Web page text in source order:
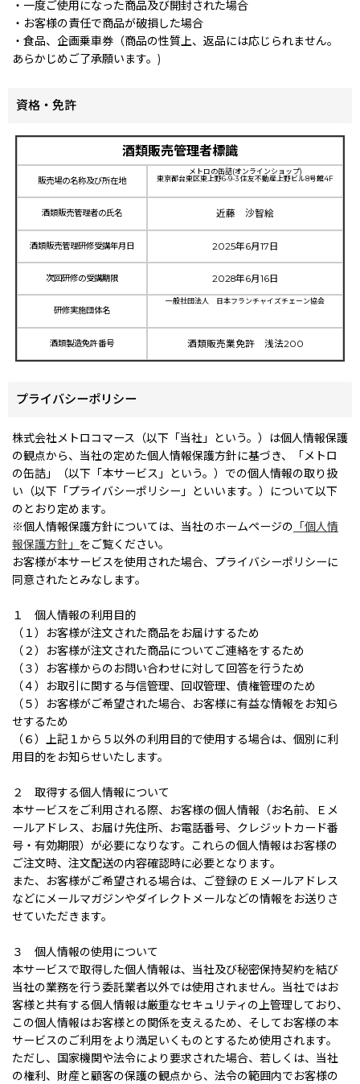
・一度ご使用になった商品及び開封された場合
・お客様の責任で商品が破損した場合
・食品、企画乗車券（商品の性質上、返品には応じられません。
あらかじめご了承願います。)
資格・免許
酒類販売管理者標識
販売場の名称及び所在地
メトロの缶詰(オンラインショップ)
東京都台東区東上野6-9-3 住友不動産上野ビル8号館4F
酒類販売管理者の氏名 近藤 沙智絵
酒類販売管理研修受講年月日 2025年6月17日
次回研修の受講期限 2028年6月16日
研修実施団体名
一般社団法人 日本フランチャイズチェーン協会
酒類製造免許番号 酒類販売業免許 浅法200
プライバシーポリシー
株式会社メトロコマース（以下「当社」という。）は個人情報保護
の観点から、当社の定めた個人情報保護方針に基づき、「メトロ
の缶詰」（以下「本サービス」という。）での個人情報の取り扱
い（以下「プライバシーポリシー」といいます。）について以下
のとおり定めます。
※個人情報保護方針については、当社のホームページの 「個人情
報保護方針」 をご覧ください。
お客様が本サービスを使用された場合、プライバシーポリシーに
同意されたとみなします。
１ 個人情報の利用目的
（１）お客様が注文された商品をお届けするため
（２）お客様が注文された商品についてご連絡をするため
（３）お客様からのお問い合わせに対して回答を行うため
（４）お取引に関する与信管理、回収管理、債権管理のため
（５）お客様がご希望された場合、お客様に有益な情報をお知ら
せするため
（６）上記１から５以外の利用目的で使用する場合は、個別に利
用目的をお知らせいたします。
２ 取得する個人情報について
本サービスをご利用される際、お客様の個人情報（お名前、Ｅメ
ールアドレス、お届け先住所、お電話番号、クレジットカード番
号・有効期限）が必要になりなす。これらの個人情報はお客様の
ご注文時、注文配送の内容確認時に必要となります。
また、お客様がご希望される場合は、ご登録のＥメールアドレス
などにメールマガジンやダイレクトメールなどの情報をお送りさ
せていただきます。
３ 個人情報の使用について
本サービスで取得した個人情報は、当社及び秘密保持契約を結び
当社の業務を行う委託業者以外では使用されません。当社ではお
客様と共有する個人情報は厳重なセキュリティの上管理しており、
この個人情報はお客様との関係を支えるため、そしてお客様の本
サービスのご利用をより満足いくものとするため使用されます。
ただし、国家機関や法令により要求された場合、若しくは、当社
の権利、財産と顧客の保護の観点から、法令の範囲内でお客様の